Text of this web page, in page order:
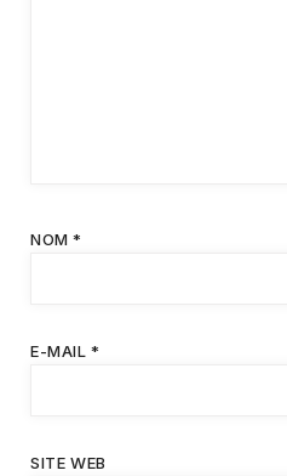
NOM*
E-MAIL*
SITE WEB